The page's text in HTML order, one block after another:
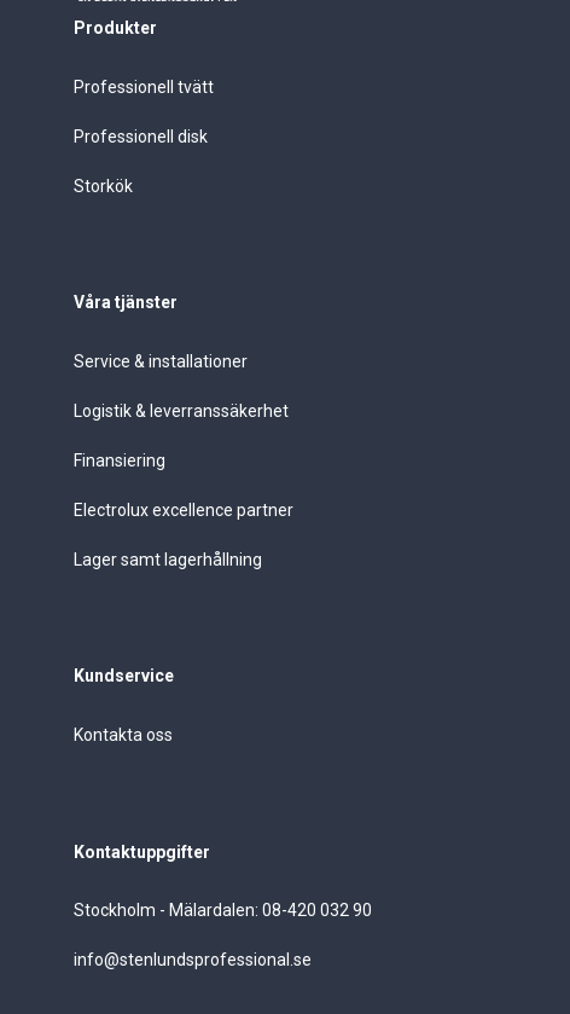
Produkter
Professionell tvätt
Professionell disk
Storkök
Våra tjänster
Service & installationer
Logistik & leverranssäkerhet
Finansiering
Electrolux excellence partner
Lager samt lagerhållning
Kundservice
Kontakta oss
Kontaktuppgifter
Stockholm - Mälardalen: 08-420 032 90
info@stenlundsprofessional.se